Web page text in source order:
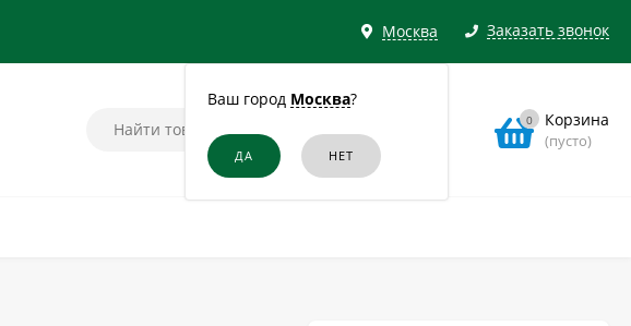
Москва
Ваш город Москва?
Заказать звонок
0 Корзина
(пусто)